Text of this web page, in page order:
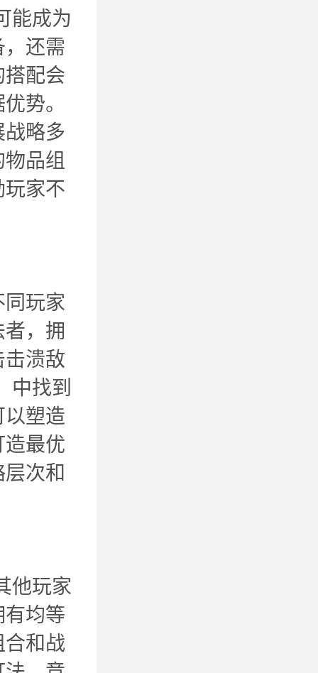
能成为
还需
配会
势。
略多
品组
家不
玩家
，拥
溃敌
中找到
塑造
最优
次和
他玩家
均等
和战